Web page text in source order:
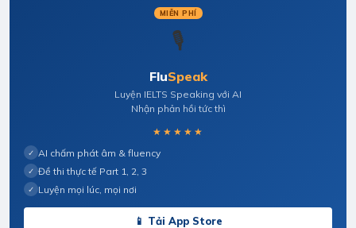
MIỄN PHÍ
🎙️
FluSpeak
Luyện IELTS Speaking với AI
Nhận phản hồi tức thì
★★★★★
✓ AI chấm phát âm & fluency
✓ Đề thi thực tế Part 1, 2, 3
✓ Luyện mọi lúc, mọi nơi
📱 Tải App Store